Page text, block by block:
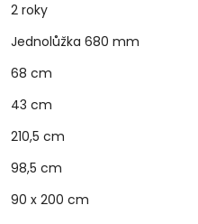
2 roky
Jednolůžka 680 mm
68 cm
43 cm
210,5 cm
98,5 cm
90 x 200 cm